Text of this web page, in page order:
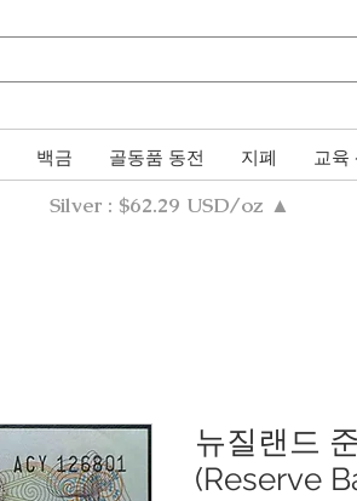
백금 골동품 동전 지폐 교육
Silver : $62.29 USD/oz ▲
뉴질랜드
(Reserve